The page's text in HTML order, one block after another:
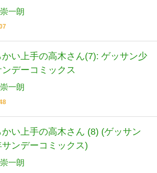
一朗
かい上手の高木さん(7): ゲッサン少
デーコミックス
一朗
い上手の高木さん (8) (ゲッサン
サンデーコミックス)
一朗